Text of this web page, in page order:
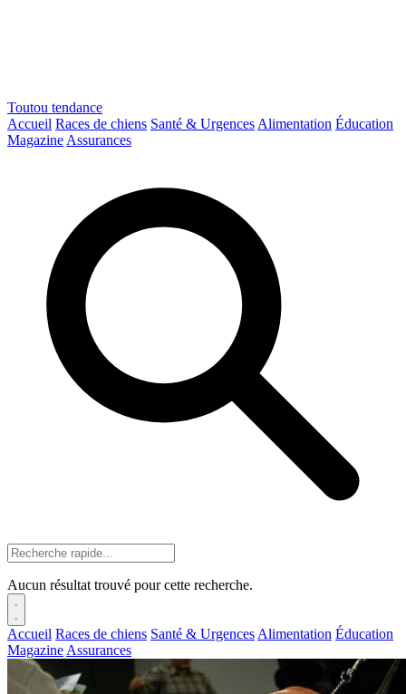
Toutou tendance
Accueil Races de chiens Santé & Urgences Alimentation Éducation
Magazine Assurances
Aucun résultat trouvé pour cette recherche.
Accueil Races de chiens Santé & Urgences Alimentation Éducation
Magazine Assurances